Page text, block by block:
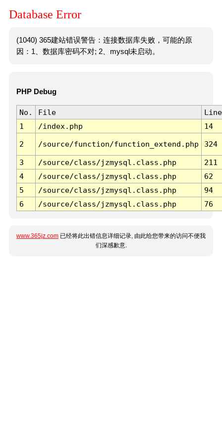
Database Error
(1040) 365建站错误警告：连接数据库失败，可能的原
因：1、数据库密码不对; 2、mysql未启动。
PHP Debug
No. File
Line
1
/index.php 14
2 /source/function/function_extend.php 324
3 /source/class/jzmysql.class.php
211
4
/source/class/jzmysql.class.php
62
5
/source/class/jzmysql.class.php
94
6
/source/class/jzmysql.class.php 76
www.365jz.com 已经将此出错信息详细记录, 由此给您带来的访问不便我
们深感歉意.